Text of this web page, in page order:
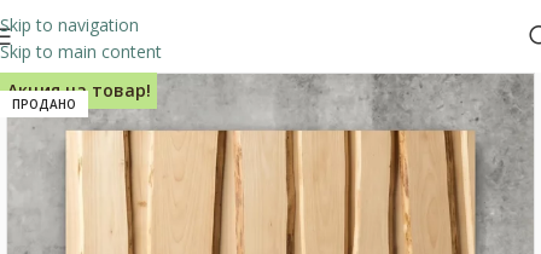
Skip to navigation
Skip to main content
Акция на товар!
ПРОДАНО